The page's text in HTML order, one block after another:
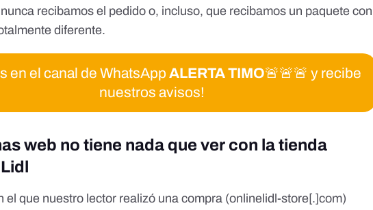
recibamos el pedido o, incluso, que recibamos un paquete con
diferente.
en el canal de WhatsAppALERTA TIMO🚨🚨🚨 y recibe
nuestros avisos!
web no tiene nada que ver con la tienda
el que nuestro lector realizó una compra (onlinelidl-store[.]com)